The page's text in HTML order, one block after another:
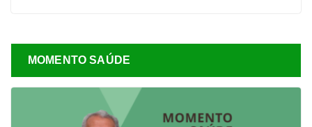
MOMENTO SAÚDE